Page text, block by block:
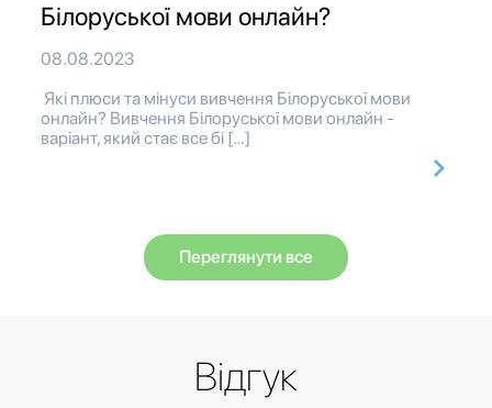
Білоруської мови онлайн?
08.08.2023
Які плюси та мінуси вивчення Білоруської мови
онлайн? Вивчення Білоруської мови онлайн -
варіант, який стає все бі […]
Переглянути все
Відгук